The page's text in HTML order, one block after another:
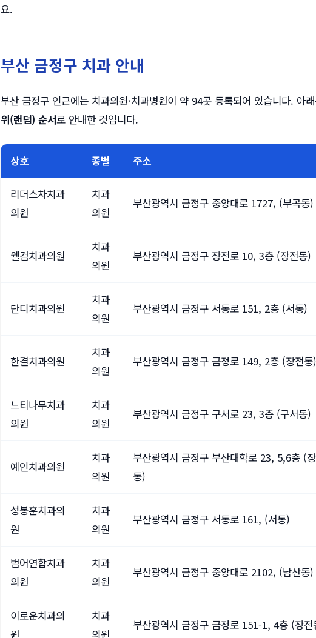
요.
부산 금정구 치과 안내
부산 금정구 인근에는 치과의원·치과병원이 약 94곳 등록되어 있습니다. 아
위(랜덤) 순서로 안내한 것입니다.
상호 종별 주소
리더스차치과
의원
치과
의원
부산광역시 금정구 중앙대로 1727, (부곡동)
웰컴치과의원
치과
의원
부산광역시 금정구 장전로 10, 3층 (장전동)
단디치과의원
치과
의원
부산광역시 금정구 서동로 151, 2층 (서동)
한결치과의원
치과
의원
부산광역시 금정구 금정로 149, 2층 (장전동)
느티나무치과
의원
치과
의원
부산광역시 금정구 구서로 23, 3층 (구서동)
예인치과의원
치과
의원
부산광역시 금정구 부산대학로 23, 5,6층 (
동)
성봉훈치과의
원
치과
의원
부산광역시 금정구 서동로 161, (서동)
범어연합치과
의원
치과
의원
부산광역시 금정구 중앙대로 2102, (남산동)
이로운치과의
원
치과
의원
부산광역시 금정구 금정로 151-1, 4층 (장전